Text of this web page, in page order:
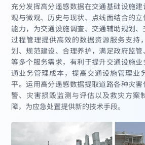
充分发挥高分遥感数据在交通基础设施
观与微观、历史与现状、点线面结合的
能力，为交通设施调查、交通辅助规划
过程管理提供高效的数据资源服务支持
划、规范建设、合理养护，满足政府监
等多个服务需求，有利于提升交通设施
通业务管理成本，提高交通设施管理业
平。运用高分遥感数据提取道路各种灾
警、灾害损毁监测与评估以及救灾方案
障，为应急处置提供新的技术手段。